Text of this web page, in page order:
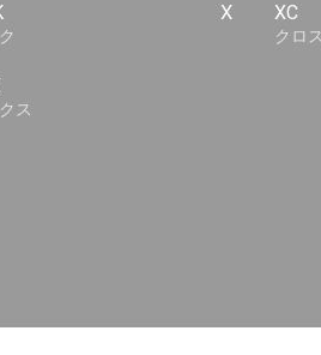
ス
X XC
クロ